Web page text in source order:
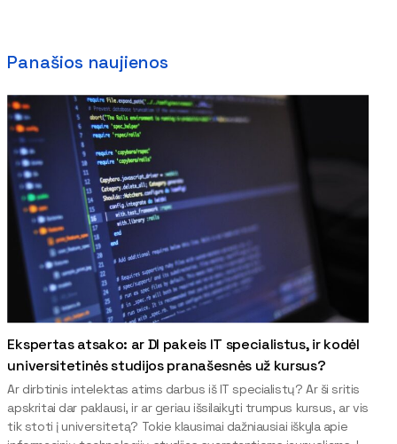
Panašios naujienos
Ekspertas atsako: ar DI pakeis IT specialistus, ir kodėl
universitetinės studijos pranašesnės už kursus?
Ar dirbtinis intelektas atims darbus iš IT specialistų? Ar ši sritis
apskritai dar paklausi, ir ar geriau išsilaikyti trumpus kursus, ar vis
tik stoti į universitetą? Tokie klausimai dažniausiai iškyla apie